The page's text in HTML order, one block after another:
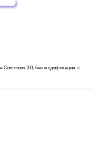
Commons 3.0, без модификации, с